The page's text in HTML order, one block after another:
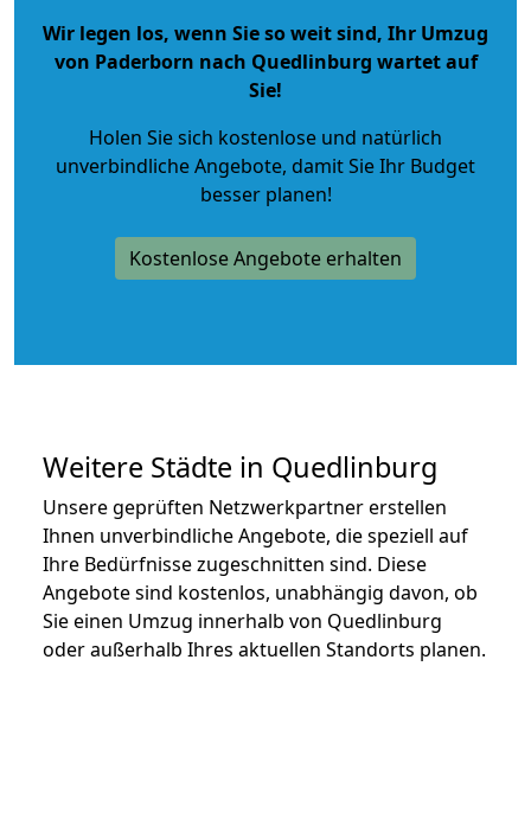
Wir legen los, wenn Sie so weit sind, Ihr Umzug
von Paderborn nach Quedlinburg wartet auf
Sie!
Holen Sie sich kostenlose und natürlich
unverbindliche Angebote, damit Sie Ihr Budget
besser planen!
Kostenlose Angebote erhalten
Weitere Städte in Quedlinburg
Unsere geprüften Netzwerkpartner erstellen
Ihnen unverbindliche Angebote, die speziell auf
Ihre Bedürfnisse zugeschnitten sind. Diese
Angebote sind kostenlos, unabhängig davon, ob
Sie einen Umzug innerhalb von Quedlinburg
oder außerhalb Ihres aktuellen Standorts planen.